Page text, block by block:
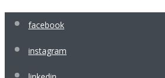
facebook
instagram